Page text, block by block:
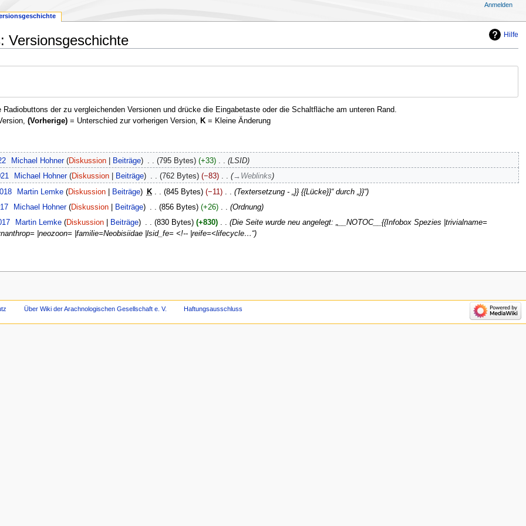
Hilfe
Versionsgeschichte
der zu vergleichenden Versionen und drücke die Eingabetaste oder die Schaltfläche am unteren Rand.
(Vorherige)= Unterschied zur vorherigen Version, K= Kleine Änderung
‎ Michael Hohner Diskussion Beiträge 795 Bytes +33 ‎ LSID
‎ Michael Hohner Diskussion Beiträge 762 Bytes −83 ‎ → Weblinks
‎ Martin Lemke Diskussion Beiträge K 845 Bytes −11 ‎ Textersetzung - „}} {{Lücke}}“ durch „}}“
‎ Michael Hohner Diskussion Beiträge 856 Bytes +26 ‎ Ordnung
‎ Martin Lemke Diskussion Beiträge 830 Bytes +830 ‎
Die Seite wurde neu angelegt: „__NOTOC__{{Infobox Spezies |trivialname=
|neozoon= |familie=Neobisiidae |lsid_fe= <!-- |reife=<lifecycle…“
Anmelden
Über Wiki der Arachnologischen Gesellschaft e. V. Haftungsausschluss